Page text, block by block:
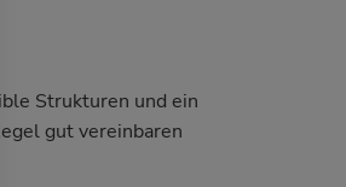
Strukturen und ein
gut vereinbaren